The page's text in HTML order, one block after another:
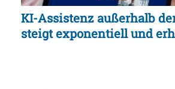
KI-Assistenz außerhalb
steigt exponentiell und